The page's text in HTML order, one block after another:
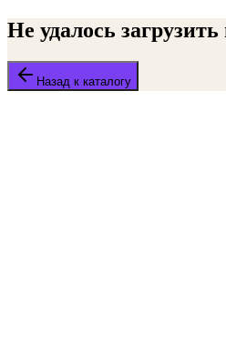
Не удалось
Назад к каталогу